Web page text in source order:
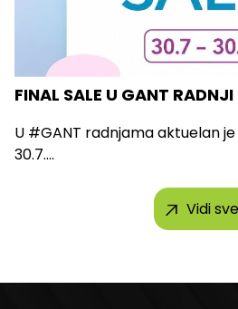
FINAL SALE U GANT RADNJI
U #GANT radnjama aktuelan je
30.7....
Vidi sve